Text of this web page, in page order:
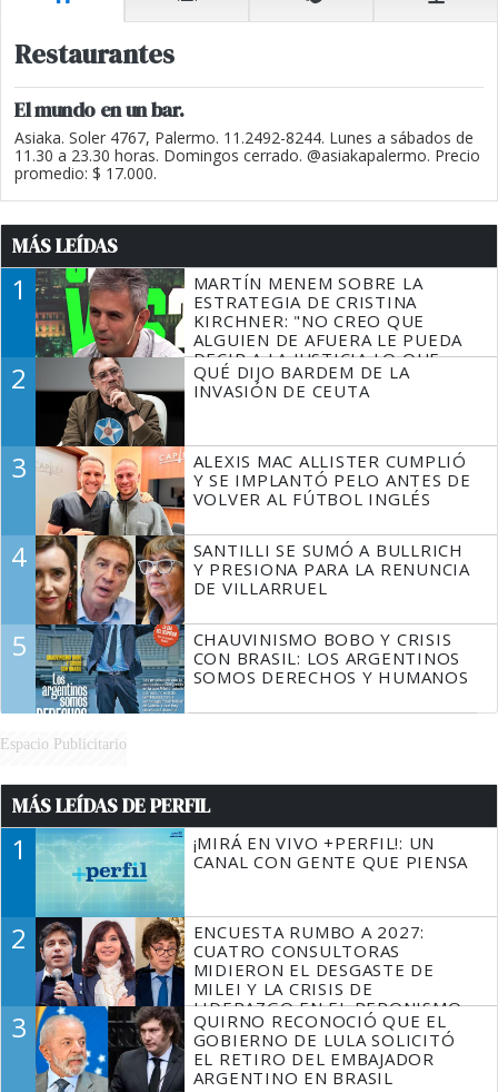
Restaurantes
El mundo en un bar.
Asiaka. Soler 4767, Palermo. 11.2492-8244. Lunes a sábados de
11.30 a 23.30 horas. Domingos cerrado. @asiakapalermo. Precio
promedio: $ 17.000.
MÁS LEÍDAS
1
MARTÍN MENEM SOBRE LA
ESTRATEGIA DE CRISTINA
KIRCHNER: "NO CREO QUE
ALGUIEN DE AFUERA LE PUEDA
DECIR A LA JUSTICIA LO QUE
TIENE QUE HACER"
2
QUÉ DIJO BARDEM DE LA
INVASIÓN DE CEUTA
3
ALEXIS MAC ALLISTER CUMPLIÓ
Y SE IMPLANTÓ PELO ANTES DE
VOLVER AL FÚTBOL INGLÉS
4
SANTILLI SE SUMÓ A BULLRICH
Y PRESIONA PARA LA RENUNCIA
DE VILLARRUEL
5
CHAUVINISMO BOBO Y CRISIS
CON BRASIL: LOS ARGENTINOS
SOMOS DERECHOS Y HUMANOS
Espacio Publicitario
MÁS LEÍDAS DE PERFIL
1
¡MIRÁ EN VIVO +PERFIL!: UN
CANAL CON GENTE QUE PIENSA
2
ENCUESTA RUMBO A 2027:
CUATRO CONSULTORAS
MIDIERON EL DESGASTE DE
MILEI Y LA CRISIS DE
LIDERAZGO EN EL PERONISMO
3
QUIRNO RECONOCIÓ QUE EL
GOBIERNO DE LULA SOLICITÓ
EL RETIRO DEL EMBAJADOR
ARGENTINO EN BRASIL